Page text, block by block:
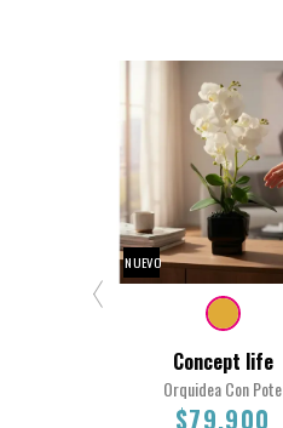
NUEVO
Concept life
Orquidea Con Pote
$79.900